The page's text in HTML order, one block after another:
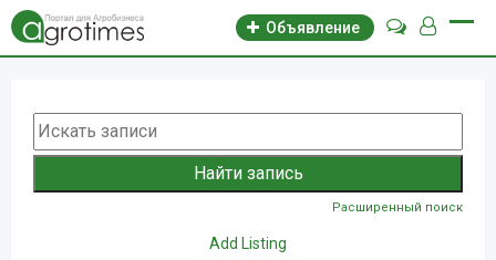
Объявление
Расширенный поиск
Add Listing